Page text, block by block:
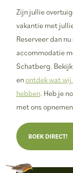
Zijn jullie
vakantie met
Reserveer dan
accommodatie
Schatberg. Bekijk
enontdek wat
hebben. Heb je
met ons
BOEK DIRECT!